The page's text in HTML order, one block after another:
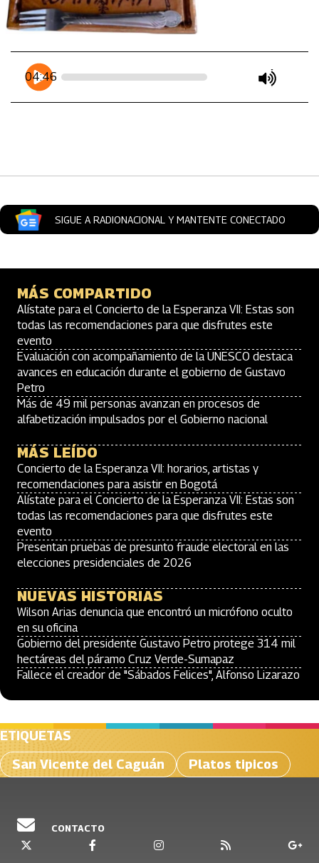
Artículos Player
Player Articulos
play
mute
04:46
SIGUE A RADIONACIONAL Y MANTENTE CONECTADO
MÁS COMPARTIDO
Alístate para el Concierto de la Esperanza VII: Estas son
todas las recomendaciones para que disfrutes este
evento
Evaluación con acompañamiento de la UNESCO destaca
avances en educación durante el gobierno de Gustavo
Petro
Más de 49 mil personas avanzan en procesos de
alfabetización impulsados por el Gobierno nacional
MÁS LEÍDO
Concierto de la Esperanza VII: horarios, artistas y
recomendaciones para asistir en Bogotá
Alístate para el Concierto de la Esperanza VII: Estas son
todas las recomendaciones para que disfrutes este
evento
Presentan pruebas de presunto fraude electoral en las
elecciones presidenciales de 2026
NUEVAS HISTORIAS
Wilson Arias denuncia que encontró un micrófono oculto
en su oficina
Gobierno del presidente Gustavo Petro protege 314 mil
hectáreas del páramo Cruz Verde-Sumapaz
Fallece el creador de "Sábados Felices", Alfonso Lizarazo
ETIQUETAS
San Vicente del Caguán
Platos tipicos
CONTACTO